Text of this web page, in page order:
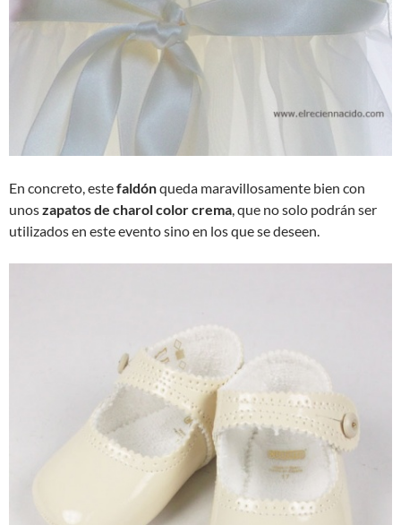
En concreto, estefaldónqueda maravillosamente bien con
unoszapatos de charol color crema , que no solo podrán ser
utilizados en este evento sino en los que se deseen.